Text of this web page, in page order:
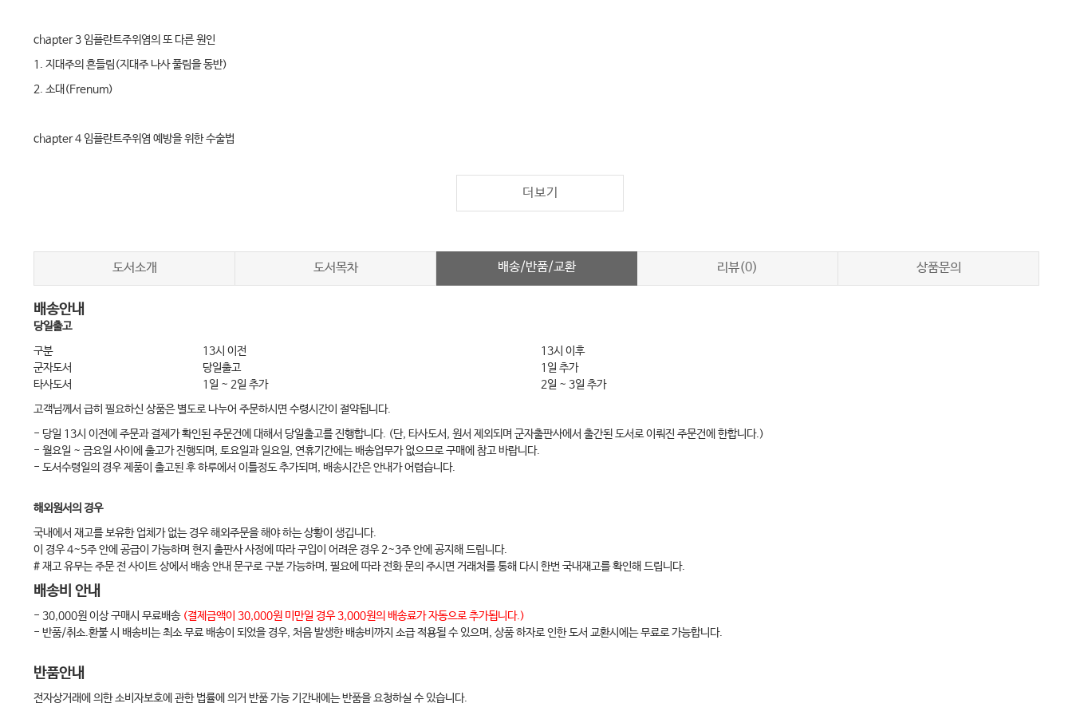
chapter 3 임플란트주위염의 또 다른 원인
1. 지대주의 흔들림(지대주 나사 풀림을 동반)
2. 소대(Frenum)
chapter 4 임플란트주위염 예방을 위한 수술법
1. 임플란트 보철 후 치조골은 회복된다.
2. 구치부 치조골 회복을 위한 수술법
3. 상악 대구치 임플란트 증례
chapter 6 임플란트 보철 후 치조골의 반응 - Abutment and Prosthesis
1. Gold Abutment
2. 보철물 변연
1. Micro-gap vs Micro-mobility
2. Platform switching의 진실
chapter 8
1장의 결언
chapter 1 임플란트 찢어짐
더보기
도서소개 도서목차 배송/반품/교환 리뷰(0) 상품문의
배송안내
당일출고
구분
13시 이전
13시 이후
군자도서
당일출고
1일 추가
타사도서
1일 ~ 2일 추가
2일 ~ 3일 추가
고객님께서 급히 필요하신 상품은 별도로 나누어 주문하시면 수령시간이 절약됩니다.
- 당일 13시 이전에 주문과 결제가 확인된 주문건에 대해서 당일출고를 진행합니다. (단, 타사도서, 원서 제외되며 군자출판사에서 출간된 도서로 이뤄진 주문건에 한합니다.)
- 월요일 ~ 금요일 사이에 출고가 진행되며, 토요일과 일요일, 연휴기간에는 배송업무가 없으므로 구매에 참고 바랍니다.
- 도서수령일의 경우 제품이 출고된 후 하루에서 이틀정도 추가되며, 배송시간은 안내가 어렵습니다.
해외원서의 경우
국내에서 재고를 보유한 업체가 없는 경우 해외주문을 해야 하는 상황이 생깁니다.
이 경우 4~5주 안에 공급이 가능하며 현지 출판사 사정에 따라 구입이 어려운 경우 2~3주 안에 공지해 드립니다.
# 재고 유무는 주문 전 사이트 상에서 배송 안내 문구로 구분 가능하며, 필요에 따라 전화 문의 주시면 거래처를 통해 다시 한번 국내재고를 확인해 드립니다.
배송비 안내
- 30,000원 이상 구매시 무료배송 (결제금액이 30,000원 미만일 경우 3,000원의 배송료가 자동으로 추가됩니다.)
- 반품/취소.환불 시 배송비는 최소 무료 배송이 되었을 경우, 처음 발생한 배송비까지 소급 적용될 수 있으며, 상품 하자로 인한 도서 교환시에는 무료로 가능합니다.
반품안내
전자상거래에 의한 소비자보호에 관한 법률에 의거 반품 가능 기간내에는 반품을 요청하실 수 있습니다.